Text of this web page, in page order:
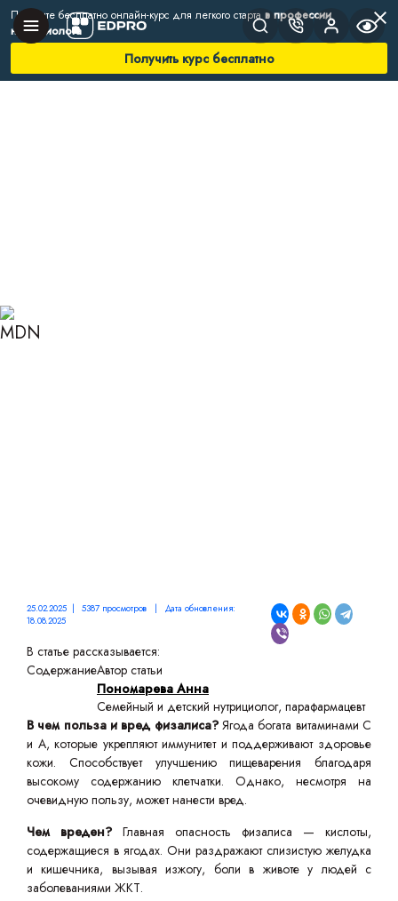
Получите бесплатно онлайн-курс для легкого стартав профессии
нутрициолога
Получить курс бесплатно
25.02.2025 | 5387 просмотров | Дата обновления:
18.08.2025
В статье рассказывается:
СодержаниеАвтор статьи
Пономарева Анна
Семейный и детский нутрициолог, парафармацевт
В чем польза и вред физалиса?Ягода богата витаминами С
и А, которые укрепляют иммунитет и поддерживают здоровье
кожи. Способствует улучшению пищеварения благодаря
высокому содержанию клетчатки. Однако, несмотря на
очевидную пользу, может нанести вред.
Чем вреден? Главная опасность физалиса — кислоты,
содержащиеся в ягодах. Они раздражают слизистую желудка
и кишечника, вызывая изжогу, боли в животе у людей с
заболеваниями ЖКТ.